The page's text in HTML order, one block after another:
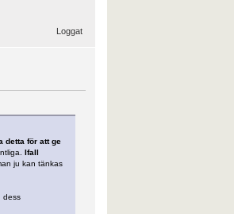
Loggat
detta för att ge
Ifall
ju kan tänkas
dess